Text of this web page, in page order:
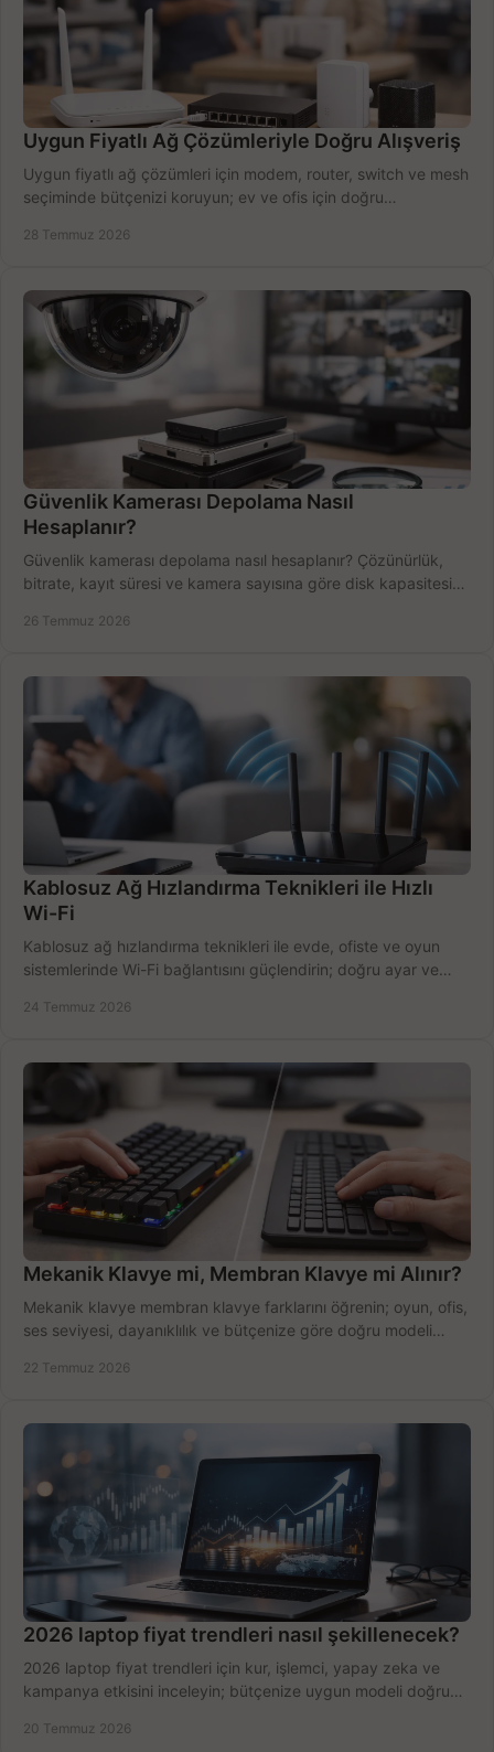
Uygun Fiyatlı Ağ Çözümleriyle Doğru Alışveriş
Uygun fiyatlı ağ çözümleri için modem, router, switch ve mesh
seçiminde bütçenizi koruyun; ev ve ofis için doğru
28 Temmuz 2026
Güvenlik Kamerası Depolama Nasıl
Hesaplanır?
Güvenlik kamerası depolama nasıl hesaplanır? Çözünürlük,
bitrate, kayıt süresi ve kamera sayısına göre disk kapasitesini
26 Temmuz 2026
Kablosuz Ağ Hızlandırma Teknikleri ile Hızlı
Wi-Fi
Kablosuz ağ hızlandırma teknikleri ile evde, ofiste ve oyun
sistemlerinde Wi-Fi bağlantısını güçlendirin; doğru ayar ve
24 Temmuz 2026
Mekanik Klavye mi, Membran Klavye mi Alınır?
Mekanik klavye membran klavye farklarını öğrenin; oyun, ofis,
ses seviyesi, dayanıklılık ve bütçenize göre doğru modeli
22 Temmuz 2026
2026 laptop fiyat trendleri nasıl şekillenecek?
2026 laptop fiyat trendleri için kur, işlemci, yapay zeka ve
kampanya etkisini inceleyin; bütçenize uygun modeli doğru
20 Temmuz 2026